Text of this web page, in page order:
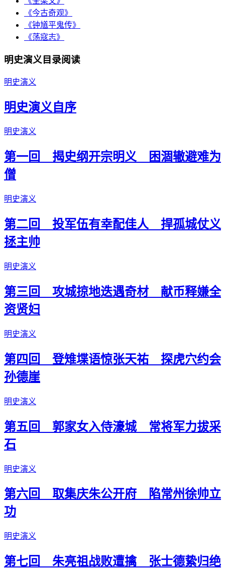
《今古奇观》
《钟馗平鬼传》
《荡寇志》
明史演义目录阅读
明史演义
明史演义自序
明史演义
第一回 揭史纲开宗明义 困涸辙避难为
僧
明史演义
第二回 投军伍有幸配佳人 捍孤城仗义
拯主帅
明史演义
第三回 攻城掠地迭遇奇材 献币释嫌全
资贤妇
明史演义
第四回 登雉堞语惊张天祐 探虎穴约会
孙德崖
明史演义
第五回 郭家女入侍濠城 常将军力拔采
石
明史演义
第六回 取集庆朱公开府 陷常州徐帅立
功
明史演义
第七回 朱亮祖战败遭擒 张士德絷归绝